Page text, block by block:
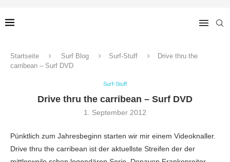
Startseite Surf Blog Surf-Stuff
Drive thru the
carribean – Surf DVD
Surf-Stuff
Drive thru the carribean – Surf DVD
1. September 2012
Pünktlich zum Jahresbeginn starten wir mir einem Videoknaller.
Drive thru the carribean ist der aktuellste Streifen der der